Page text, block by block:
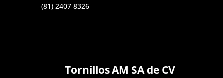
(81) 2407 8326
Tornillos AM SA de CV